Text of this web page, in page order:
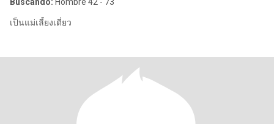
เป็นแม่เลี้ยงเดี่ยว